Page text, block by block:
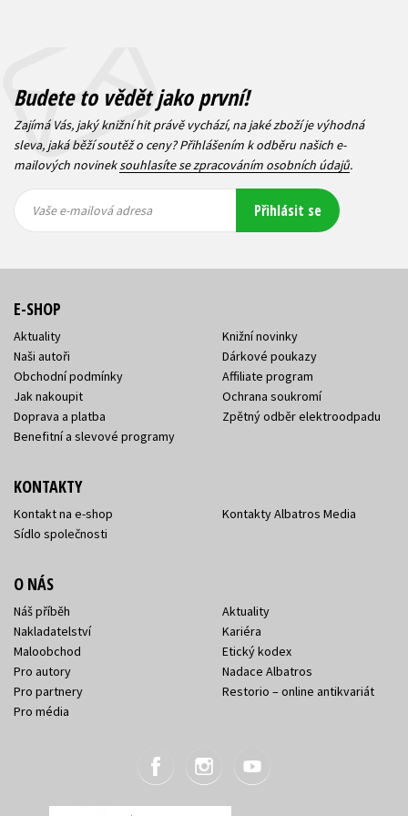
Budete to vědět jako první!
Zajímá Vás, jaký knižní hit právě vychází, na jaké zboží je výhodná
sleva, jaká běží soutěž o ceny? Přihlášením k odběru našich e-
mailových novineksouhlasíte se zpracováním osobních údajů.
mailová
mailová
Vaše e-mailová adresa Přihlásit se
E-SHOP
Aktuality
Naši autoři
Obchodní podmínky
Jak nakoupit
Doprava a platba
Benefitní a slevové programy
Knižní novinky
Dárkové poukazy
Affiliate program
Ochrana soukromí
Zpětný odběr elektroodpadu
KONTAKTY
Kontakt na e-shop
Sídlo společnosti
Kontakty Albatros Media
O NÁS
Náš příběh
Nakladatelství
Maloobchod
Pro autory
Pro partnery
Pro média
Aktuality
Kariéra
Etický kodex
Nadace Albatros
Restorio – online antikvariát